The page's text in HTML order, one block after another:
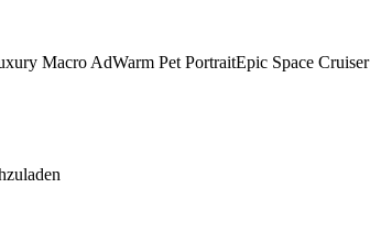
Macro AdWarm Pet PortraitEpic Space Cruiser